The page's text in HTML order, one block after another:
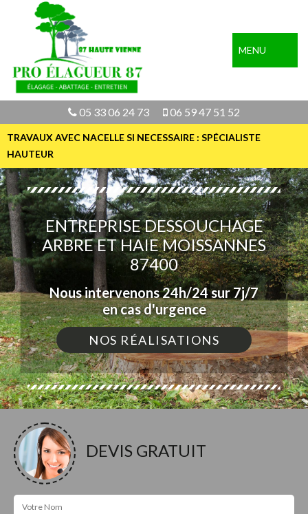
MENU
05 33 06 24 73 06 59 47 51 52
TRAVAUX AVEC NACELLE SI NECESSAIRE : SPÉCIALISTE
HAUTEUR
ENTREPRISE DESSOUCHAGE
ARBRE ET HAIE MOISSANNES
87400
Nous intervenons 24h/24 sur 7j/7
en cas d'urgence
NOS RÉALISATIONS
DEVIS GRATUIT